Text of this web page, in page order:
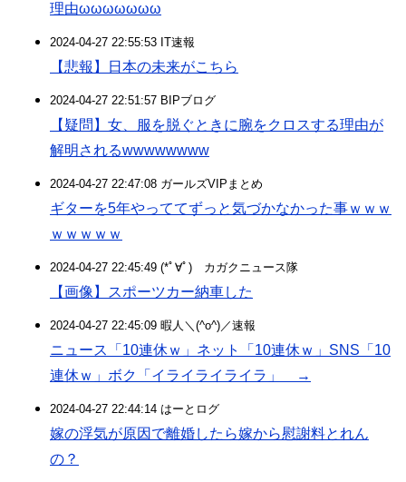
理由ωωωωωωω
2024-04-27 22:55:53 IT速報
【悲報】日本の未来がこちら
2024-04-27 22:51:57 BIPブログ
【疑問】女、服を脱ぐときに腕をクロスする理由が
解明されるwwwwwwww
2024-04-27 22:47:08 ガールズVIPまとめ
ギターを5年やっててずっと気づかなかった事ｗｗｗ
ｗｗｗｗｗ
2024-04-27 22:45:49 (*ﾟ∀ﾟ)ゞカガクニュース隊
【画像】スポーツカー納車した
2024-04-27 22:45:09 暇人＼(^o^)／速報
ニュース「10連休ｗ」ネット「10連休ｗ」SNS「10
連休ｗ」ボク「イライライライラ」 →
2024-04-27 22:44:14 はーとログ
嫁の浮気が原因で離婚したら嫁から慰謝料とれん
の？